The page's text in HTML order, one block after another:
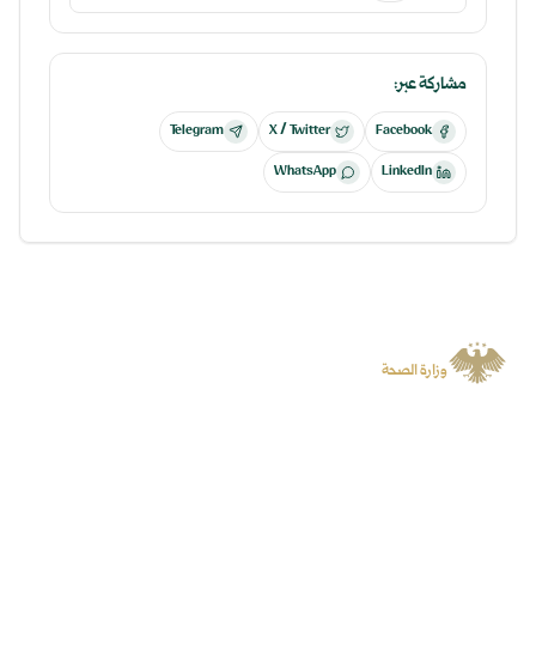
مشاركة عبر:
Facebook
X / Twitter
Telegram
LinkedIn
WhatsApp
وزارة الصحة